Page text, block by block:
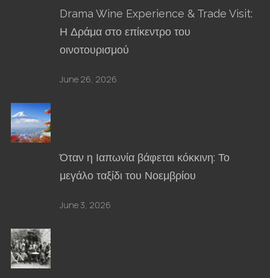
Drama Wine Experience & Trade Visit:
Η Δράμα στο επίκεντρο του
οινοτουρισμού
June 26, 2026
Όταν η Ιαπωνία βάφεται κόκκινη: Το
μεγάλο ταξίδι του Νοεμβρίου
June 3, 2026